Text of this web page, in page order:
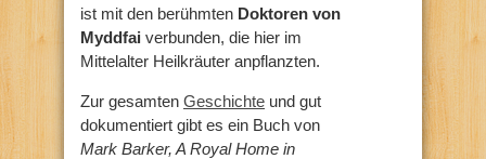
ist mit den berühmten Doktoren von
Myddfai verbunden, die hier im
Mittelalter Heilkräuter anpflanzten.
Zur gesamten Geschichte und gut
dokumentiert gibt es ein Buch von
Mark Barker, A Royal Home in